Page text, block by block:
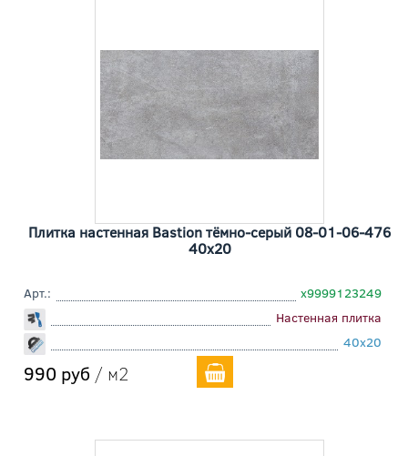
Плитка настенная Bastion тёмно-серый 08-01-06-476
40x20
Арт.:
х9999123249
Настенная плитка
40x20
990 руб / м2